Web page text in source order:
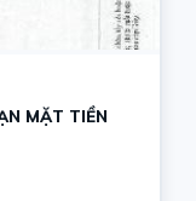
MẶT TIỀN